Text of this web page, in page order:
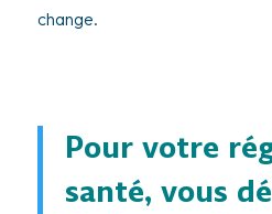
change.
Pour votre
santé, vous